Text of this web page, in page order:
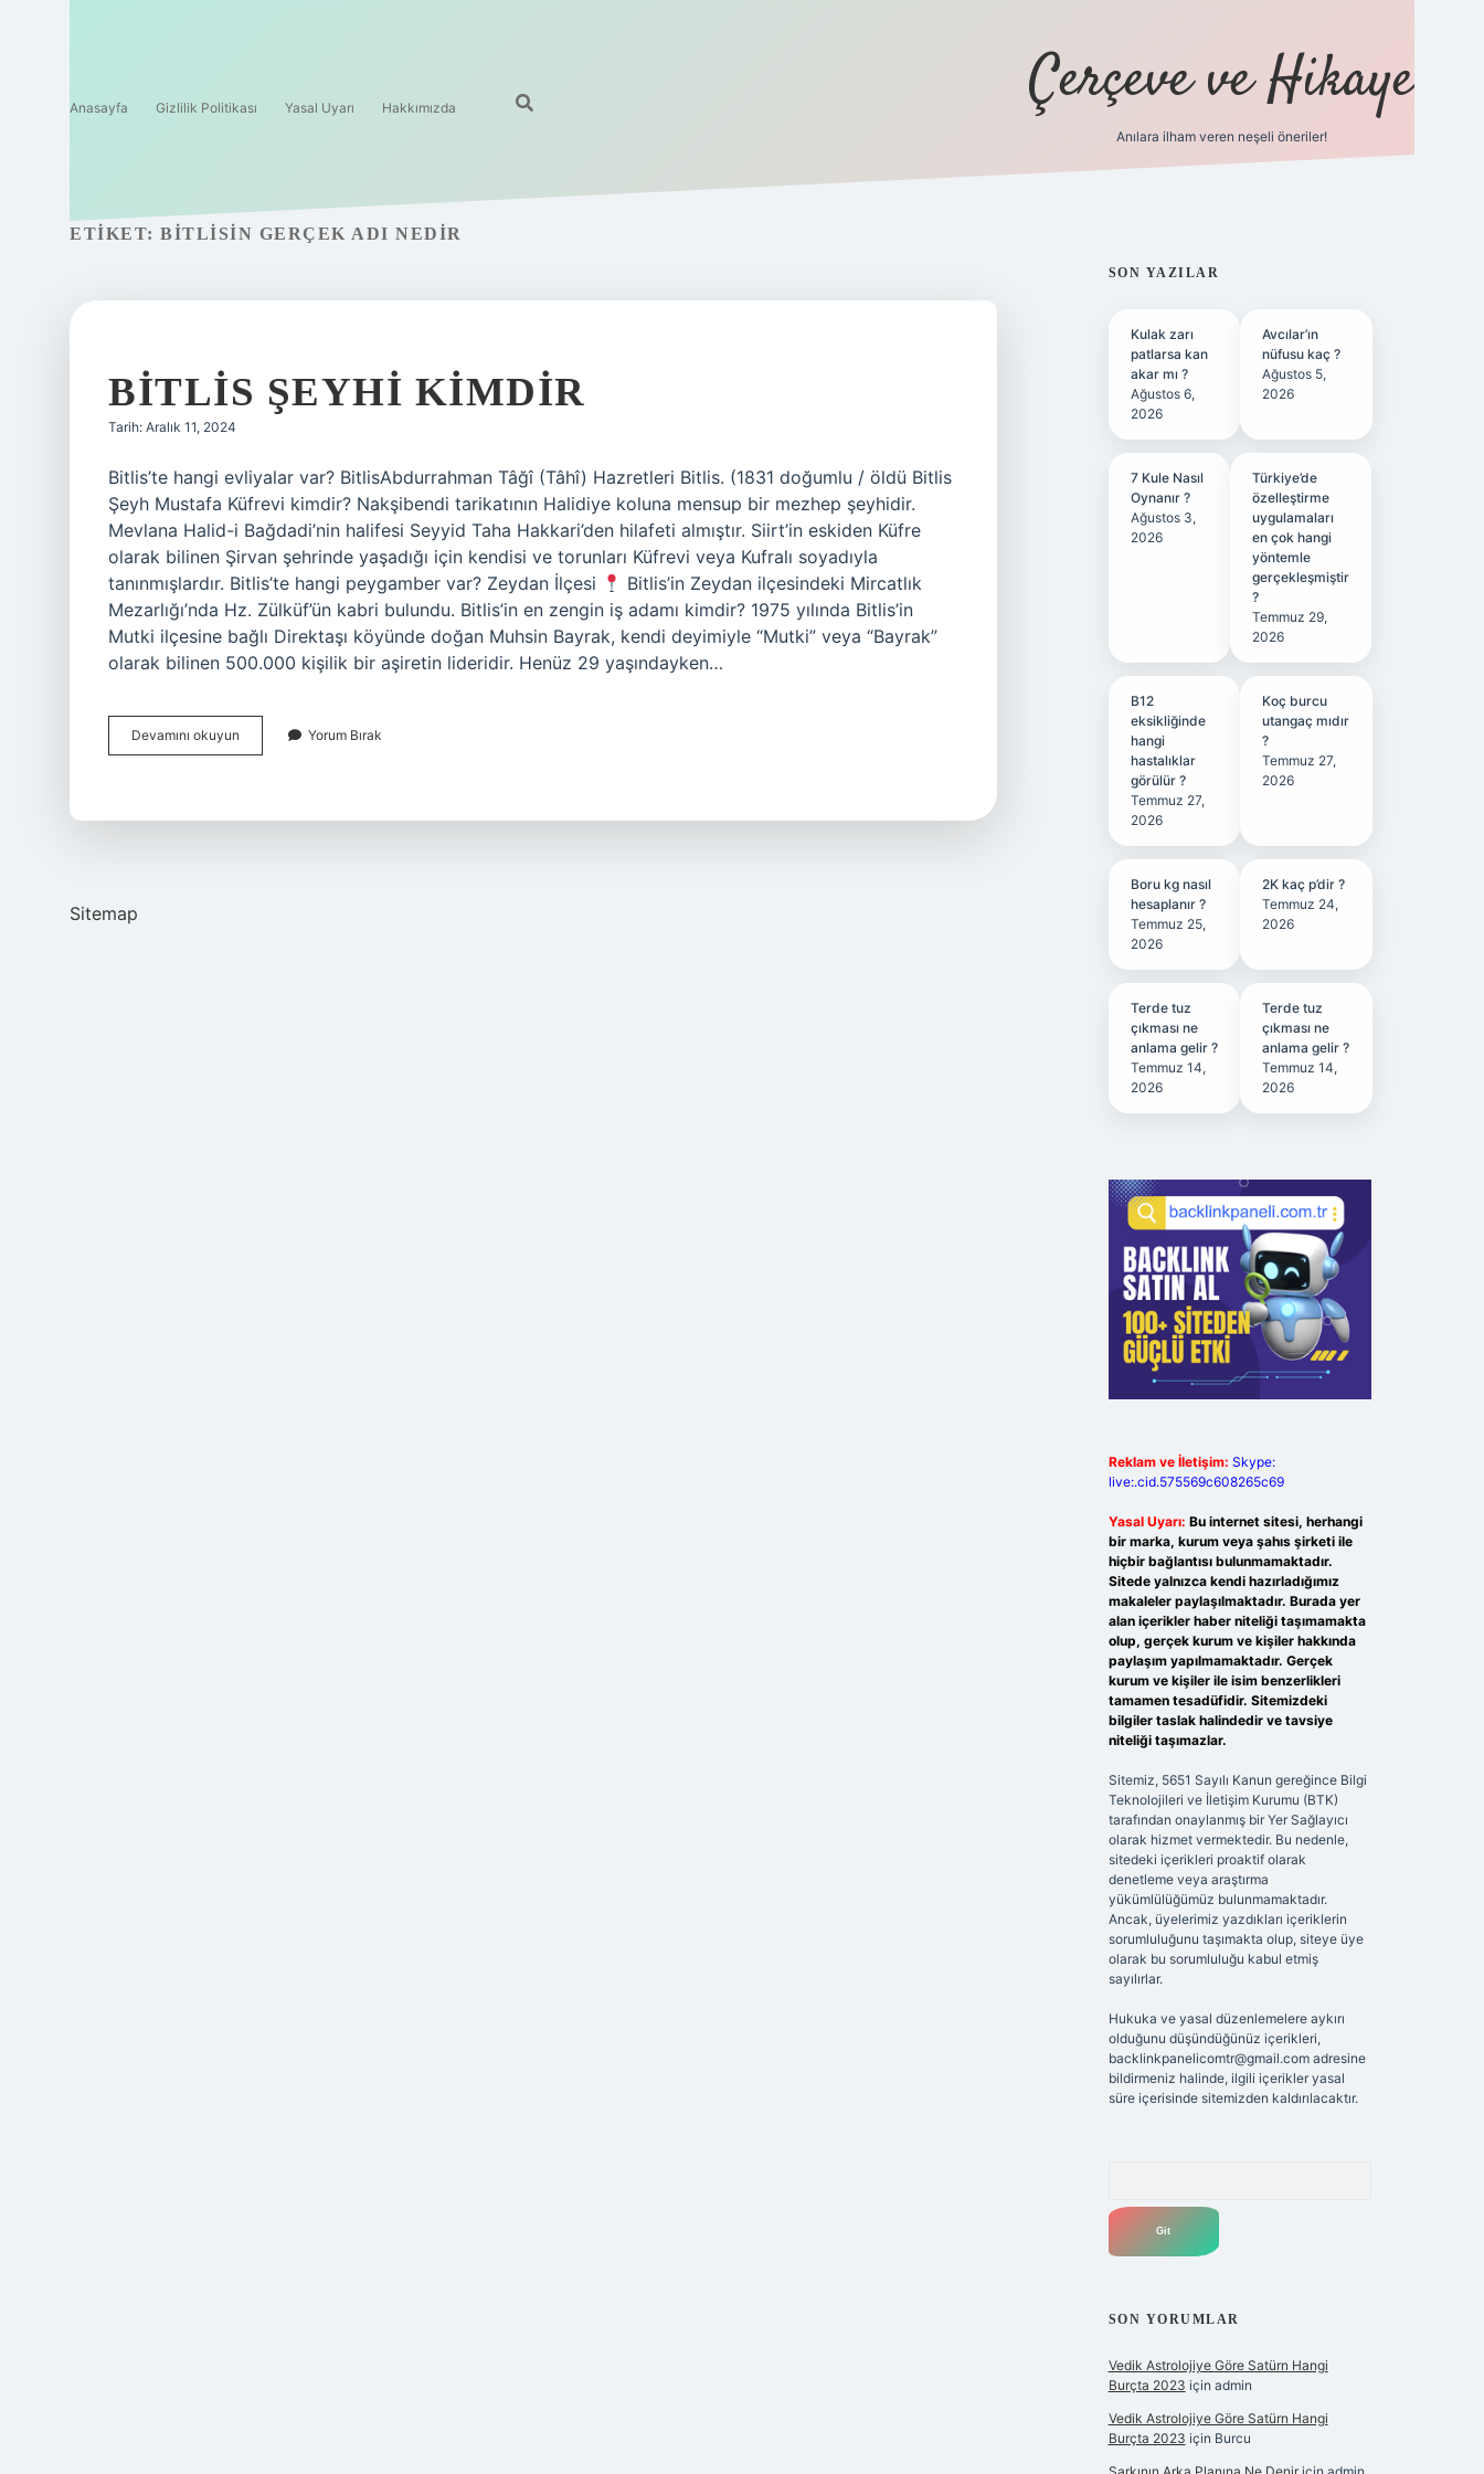
Anasayfa Gizlilik Politikası Yasal Uyarı Hakkımızda Çerçeve ve Hikaye
Anılara ilham veren neşeli öneriler!
ETIKET: BITLISIN GERÇEK ADI NEDIR
BITLIS ŞEYHI KIMDIR
Tarih: Aralık 11, 2024
Bitlis’te hangi evliyalar var? BitlisAbdurrahman Tâğî (Tâhî) Hazretleri Bitlis. (1831 doğumlu / öldü Bitlis
Şeyh Mustafa Küfrevi kimdir? Nakşibendi tarikatının Halidiye koluna mensup bir mezhep şeyhidir.
Mevlana Halid-i Bağdadi’nin halifesi Seyyid Taha Hakkari’den hilafeti almıştır. Siirt’in eskiden Küfre
olarak bilinen Şirvan şehrinde yaşadığı için kendisi ve torunları Küfrevi veya Kufralı soyadıyla
tanınmışlardır. Bitlis’te hangi peygamber var? Zeydan İlçesi
Bitlis’in Zeydan ilçesindeki Mircatlık
Mezarlığı’nda Hz. Zülküf’ün kabri bulundu. Bitlis’in en zengin iş adamı kimdir? 1975 yılında Bitlis’in
Mutki ilçesine bağlı Direktaşı köyünde doğan Muhsin Bayrak, kendi deyimiyle “Mutki” veya “Bayrak”
olarak bilinen 500.000 kişilik bir aşiretin lideridir. Henüz 29 yaşındayken…
Devamını okuyun
Şeyhi
Yorum Bırak
Sitemap
SIDEBAR
SON YAZILAR
Kulak zarı
patlarsa kan
akar mı ?
Ağustos 6,
2026
Avcılar’ın
nüfusu kaç ?
Ağustos 5,
2026
7 Kule Nasıl
Oynanır ?
Ağustos 3,
2026
Türkiye’de
özelleştirme
uygulamaları
en çok hangi
yöntemle
gerçekleşmiştir
?
Temmuz 29,
2026
B12
eksikliğinde
hangi
hastalıklar
görülür ?
Temmuz 27,
2026
Koç burcu
utangaç mıdır
?
Temmuz 27,
2026
Boru kg nasıl
hesaplanır ?
Temmuz 25,
2026
2K kaç p’dir ?
Temmuz 24,
2026
Terde tuz
çıkması ne
anlama gelir ?
Temmuz 14,
2026
Terde tuz
çıkması ne
anlama gelir ?
Temmuz 14,
2026
Reklam ve İletişim: Skype:
live:.cid.575569c608265c69
Yasal Uyarı: Bu internet sitesi, herhangi
bir marka, kurum veya şahıs şirketi ile
hiçbir bağlantısı bulunmamaktadır.
Sitede yalnızca kendi hazırladığımız
makaleler paylaşılmaktadır. Burada yer
alan içerikler haber niteliği taşımamakta
olup, gerçek kurum ve kişiler hakkında
paylaşım yapılmamaktadır. Gerçek
kurum ve kişiler ile isim benzerlikleri
tamamen tesadüfidir. Sitemizdeki
bilgiler taslak halindedir ve tavsiye
niteliği taşımazlar.
Sitemiz, 5651 Sayılı Kanun gereğince Bilgi
Teknolojileri ve İletişim Kurumu (BTK)
tarafından onaylanmış bir Yer Sağlayıcı
olarak hizmet vermektedir. Bu nedenle,
sitedeki içerikleri proaktif olarak
denetleme veya araştırma
yükümlülüğümüz bulunmamaktadır.
Ancak, üyelerimiz yazdıkları içeriklerin
sorumluluğunu taşımakta olup, siteye üye
olarak bu sorumluluğu kabul etmiş
sayılırlar.
Hukuka ve yasal düzenlemelere aykırı
olduğunu düşündüğünüz içerikleri,
backlinkpanelicomtr@gmail.comadresine
bildirmeniz halinde, ilgili içerikler yasal
süre içerisinde sitemizden kaldırılacaktır.
SON YORUMLAR
Vedik Astrolojiye Göre Satürn Hangi
Burçta 2023 için admin
Vedik Astrolojiye Göre Satürn Hangi
Burçta 2023 için Burcu